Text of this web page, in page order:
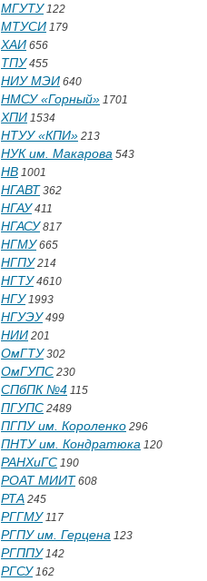
МГУТУ122
МТУСИ 179
ХАИ 656
ТПУ455
НИУ МЭИ 640
НМСУ «Горный» 1701
ХПИ 1534
НТУУ «КПИ» 213
НУК им. Макарова 543
НВ 1001
НГАВТ 362
НГАУ411
НГАСУ817
НГМУ665
НГПУ214
НГТУ4610
НГУ1993
НГУЭУ499
НИИ 201
ОмГТУ302
ОмГУПС 230
СПбПК №4 115
ПГУПС 2489
ПГПУ им. Короленко 296
ПНТУ им. Кондратюка 120
РАНХиГС 190
РОАТ МИИТ 608
РТА 245
РГГМУ117
РГПУ им. Герцена 123
РГППУ142
РГСУ162